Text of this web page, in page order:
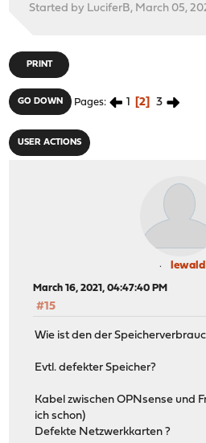
Started by LuciferB, March 05,
PRINT
GO DOWN Pages 1 2 3
USER ACTIONS
lewald
March 16, 2021, 04:47:40 PM
#15
Wie ist den der
Evtl. defekter Speicher?
Kabel zwischen OPNsense und
ich schon)
Defekte Netzwerkkarten ?